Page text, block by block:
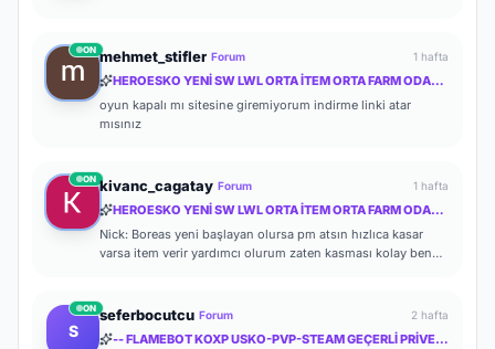
ON mehmet_stifler Forum 1 hafta
HEROESKO YENİ SW LWL ORTA İTEM ORTA FARM ODAKLI HERKESİ BEKLERİZ
oyun kapalı mı sitesine giremiyorum indirme linki atar
mısınız
ON kivanc_cagatay Forum 1 hafta
HEROESKO YENİ SW LWL ORTA İTEM ORTA FARM ODAKLI HERKESİ BEKLERİZ
Nick: Boreas yeni başlayan olursa pm atsın hızlıca kasar
varsa item verir yardımcı olurum zaten kasması kolay ben
S
ON seferbocutcu Forum 2 hafta
-- FLAMEBOT KOXP USKO-PVP-STEAM GEÇERLİ PRİVETE KOXP--